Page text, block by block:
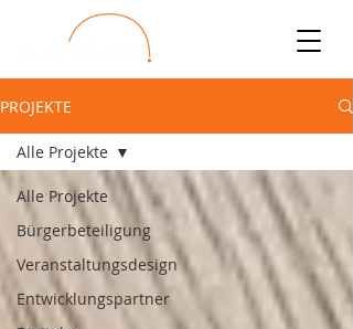
PROJEKTE
Alle Projekte
Bürgerbeteiligung
Veranstaltungsdesign
Entwicklungspartner
Alle Projekte